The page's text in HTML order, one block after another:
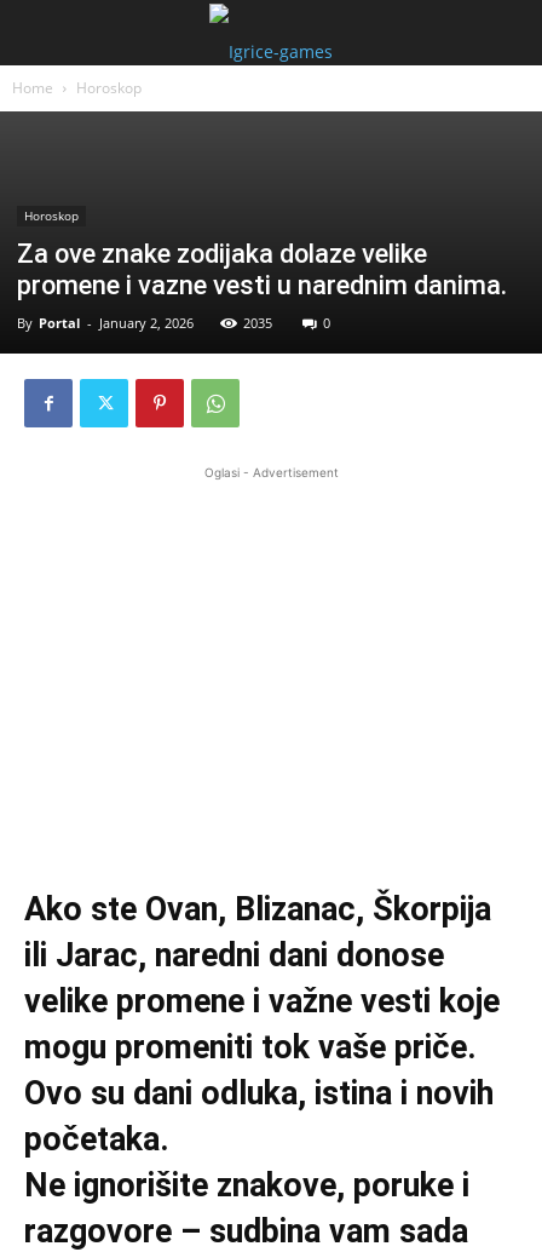
Home Horoskop
Horoskop
Za ove znake zodijaka dolaze velike
promene i vazne vesti u narednim danima.
By Portal - January 2, 2026 2035 0
Oglasi - Advertisement
Ako ste Ovan, Blizanac, Škorpija
ili Jarac, naredni dani donose
velike promene i važne vesti koje
mogu promeniti tok vaše priče.
Ovo su dani odluka, istina i novih
početaka.
Ne ignorišite znakove, poruke i
razgovore – sudbina vam sada